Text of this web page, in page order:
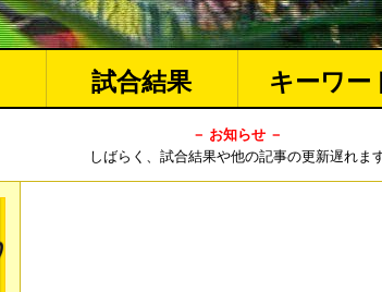
試合結果 キーワー
－ お知らせ －
しばらく、試合結果や他の記事の更新遅れま